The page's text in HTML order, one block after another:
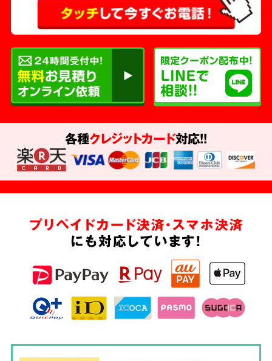
各種クレジットカード対応!!
プリペイドカード決済・スマホ決済
にも対応しています!